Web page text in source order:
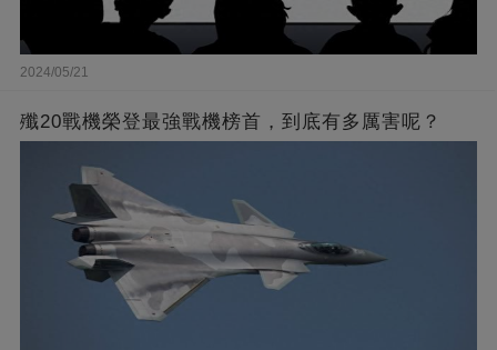
2024/05/21
殲20戰機榮登最強戰機榜首，到底有多厲害呢？